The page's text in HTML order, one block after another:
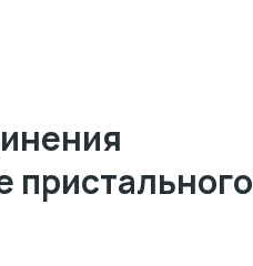
пристального